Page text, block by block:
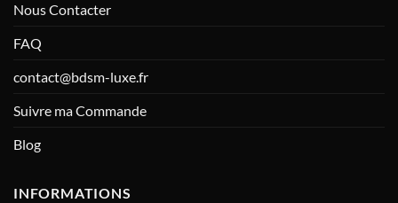
Nous Contacter
FAQ
contact@bdsm-luxe.fr
Suivre ma Commande
Blog
INFORMATIONS